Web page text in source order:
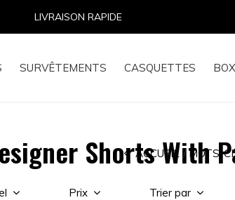
SURVÊTEMENTS CASQUETTES
Shorts With
ACCUEIL MOTS-
Prix Trier par